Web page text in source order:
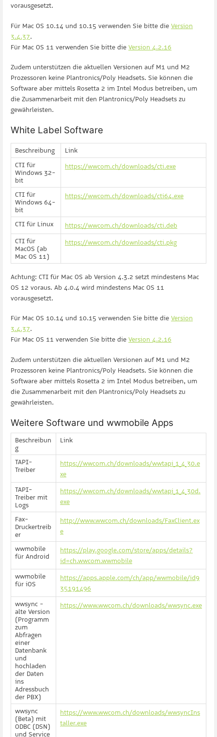
vorausgesetzt.
Für Mac OS 10.14 und 10.15 verwenden Sie bitte die Version
3.4.37.
Für Mac OS 11 verwenden Sie bitte die Version 4.2.16
Zudem unterstützen die aktuellen Versionen auf M1 und M2
Prozessoren keine Plantronics/Poly Headsets. Sie können die
Software aber mittels Rosetta 2 im Intel Modus betreiben, um
die Zusammenarbeit mit den Plantronics/Poly Headsets zu
gewährleisten.
White Label Software
Beschreibung
Link
CTI für
Windows 32-
bit
https://wwcom.ch/downloads/cti.exe
CTI für
Windows 64-
bit
https://wwcom.ch/downloads/cti64.exe
CTI für Linux
https://wwcom.ch/downloads/cti.deb
CTI für
MacOS (ab
Mac OS 11)
https://wwcom.ch/downloads/cti.pkg
Achtung: CTI für Mac OS ab Version 4.3.2 setzt mindestens Mac
OS 12 voraus. Ab 4.0.4 wird mindestens Mac OS 11
vorausgesetzt.
Für Mac OS 10.14 und 10.15 verwenden Sie bitte die Version
3.4.37.
Für Mac OS 11 verwenden Sie bitte die Version 4.2.16
Zudem unterstützen die aktuellen Versionen auf M1 und M2
Prozessoren keine Plantronics/Poly Headsets. Sie können die
Software aber mittels Rosetta 2 im Intel Modus betreiben, um
die Zusammenarbeit mit den Plantronics/Poly Headsets zu
gewährleisten.
Weitere Software und wwmobile Apps
Beschreibun
g
Link
TAPI-
Treiber
https://wwcom.ch/downloads/wwtapi_1_4_30.e
xe
TAPI-
Treiber mit
Logs
https://wwcom.ch/downloads/wwtapi_1_4_30d.
exe
Fax-
Druckertreib
er
http://www.wwcom.ch/downloads/FaxClient.ex
e
wwmobile
für Android
https://play.google.com/store/apps/details?
id=ch.wwcom.wwmobile
wwmobile
für iOS
https://apps.apple.com/ch/app/wwmobile/id9
35191496
wwsync -
alte Version
(Programm
zum
Abfragen
einer
Datenbank
und
hochladen
der Daten
ins
Adressbuch
der PBX)
https://www.wwcom.ch/downloads/wwsync.exe
wwsync
(Beta) mit
ODBC (DSN)
und Service
https://www.wwcom.ch/downloads/wwsyncIns
taller.exe